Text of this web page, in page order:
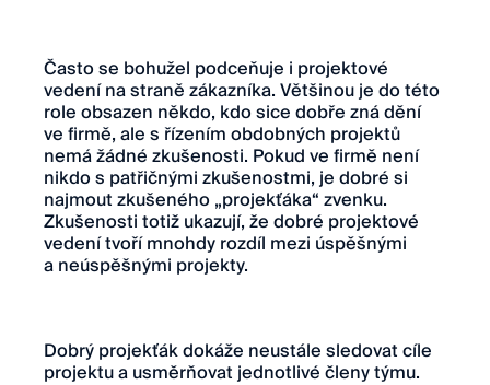
Často se bohužel podceňuje i projektové
vedení na straně zákazníka. Většinou je do této
role obsazen někdo, kdo sice dobře zná dění
ve firmě, ale s řízením obdobných projektů
nemá žádné zkušenosti. Pokud ve firmě není
nikdo s patřičnými zkušenostmi, je dobré si
najmout zkušeného „projekťáka“ zvenku.
Zkušenosti totiž ukazují, že dobré projektové
vedení tvoří mnohdy rozdíl mezi úspěšnými
a neúspěšnými projekty.
Dobrý projekťák dokáže neustále sledovat cíle
projektu a usměrňovat jednotlivé členy týmu.